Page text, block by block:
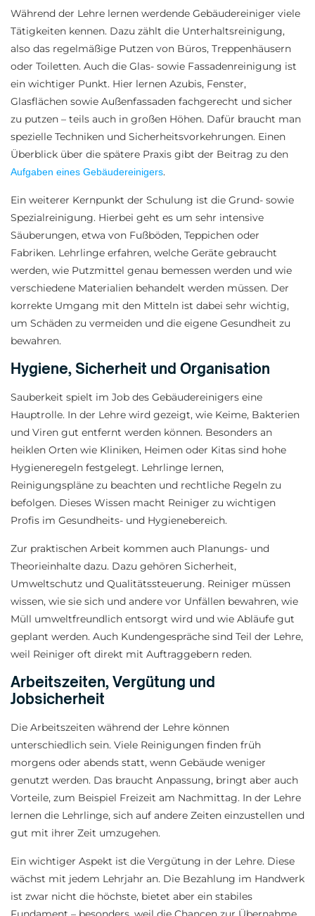
Während der Lehre lernen werdende Gebäudereiniger viele
Tätigkeiten kennen. Dazu zählt die Unterhaltsreinigung,
also das regelmäßige Putzen von Büros, Treppenhäusern
oder Toiletten. Auch die Glas- sowie Fassadenreinigung ist
ein wichtiger Punkt. Hier lernen Azubis, Fenster,
Glasflächen sowie Außenfassaden fachgerecht und sicher
zu putzen – teils auch in großen Höhen. Dafür braucht man
spezielle Techniken und Sicherheitsvorkehrungen. Einen
Überblick über die spätere Praxis gibt der Beitrag zu den
Aufgaben eines Gebäudereinigers.
Ein weiterer Kernpunkt der Schulung ist die Grund- sowie
Spezialreinigung. Hierbei geht es um sehr intensive
Säuberungen, etwa von Fußböden, Teppichen oder
Fabriken. Lehrlinge erfahren, welche Geräte gebraucht
werden, wie Putzmittel genau bemessen werden und wie
verschiedene Materialien behandelt werden müssen. Der
korrekte Umgang mit den Mitteln ist dabei sehr wichtig,
um Schäden zu vermeiden und die eigene Gesundheit zu
bewahren.
Hygiene, Sicherheit und Organisation
Sauberkeit spielt im Job des Gebäudereinigers eine
Hauptrolle. In der Lehre wird gezeigt, wie Keime, Bakterien
und Viren gut entfernt werden können. Besonders an
heiklen Orten wie Kliniken, Heimen oder Kitas sind hohe
Hygieneregeln festgelegt. Lehrlinge lernen,
Reinigungspläne zu beachten und rechtliche Regeln zu
befolgen. Dieses Wissen macht Reiniger zu wichtigen
Profis im Gesundheits- und Hygienebereich.
Zur praktischen Arbeit kommen auch Planungs- und
Theorieinhalte dazu. Dazu gehören Sicherheit,
Umweltschutz und Qualitätssteuerung. Reiniger müssen
wissen, wie sie sich und andere vor Unfällen bewahren, wie
Müll umweltfreundlich entsorgt wird und wie Abläufe gut
geplant werden. Auch Kundengespräche sind Teil der Lehre,
weil Reiniger oft direkt mit Auftraggebern reden.
Arbeitszeiten, Vergütung und
Jobsicherheit
Die Arbeitszeiten während der Lehre können
unterschiedlich sein. Viele Reinigungen finden früh
morgens oder abends statt, wenn Gebäude weniger
genutzt werden. Das braucht Anpassung, bringt aber auch
Vorteile, zum Beispiel Freizeit am Nachmittag. In der Lehre
lernen die Lehrlinge, sich auf andere Zeiten einzustellen und
gut mit ihrer Zeit umzugehen.
Ein wichtiger Aspekt ist die Vergütung in der Lehre. Diese
wächst mit jedem Lehrjahr an. Die Bezahlung im Handwerk
ist zwar nicht die höchste, bietet aber ein stabiles